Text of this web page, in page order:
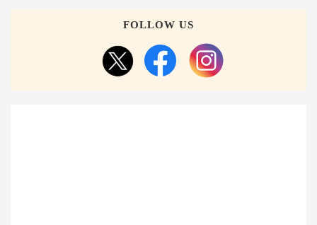
FOLLOW US